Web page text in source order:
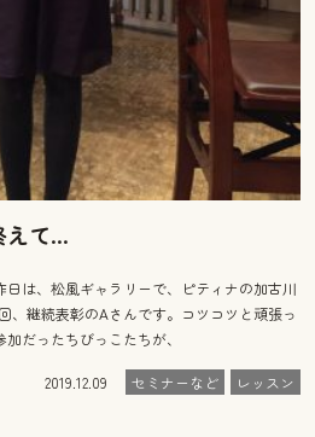
えて…
は、松風ギャラリーで、ピティナの加古川
、継続表彰のAさんです。コツコツと頑張っ
だったちびっこたちが、
2019.12.09 セミナーなど レッスン